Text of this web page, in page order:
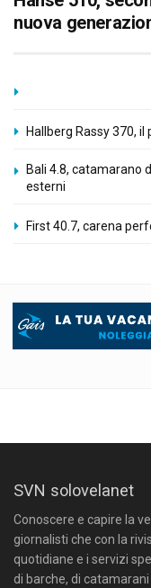
nuova
Hallberg Rassy 370,
Bali 4.8, catamarano
esterni
First 40.7, carena
SVN solovelanet
Conoscere e capire la
giornalisti che con la
quotidiane e i servizi
di barche, di